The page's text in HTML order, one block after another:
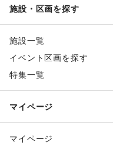
施設・区画を探す
施設一覧
イベント区画を探す
特集一覧
マイページ
マイページ